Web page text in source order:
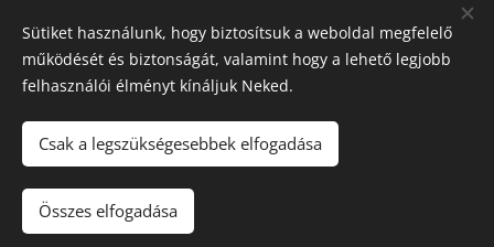
Home
Sütiket használunk, hogy biztosítsuk a weboldal megfelelő
működését és biztonságát, valamint hogy a lehető legjobb
felhasználói élményt kínáljuk Neked.
Csak a legszükségesebbek elfogadása
Összes elfogadása